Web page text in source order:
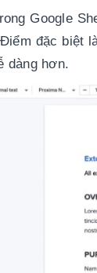
Google
đặc biệt
dàng hơn.